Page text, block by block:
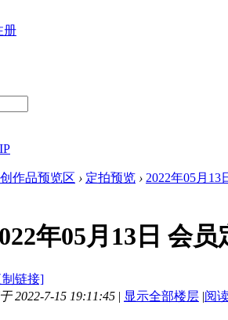
册
作品预览区 › 定拍预览 › 2022年05月
年05月13日 会
制链接]
2022-7-15 19:11:45 | 显示全部楼层 |阅